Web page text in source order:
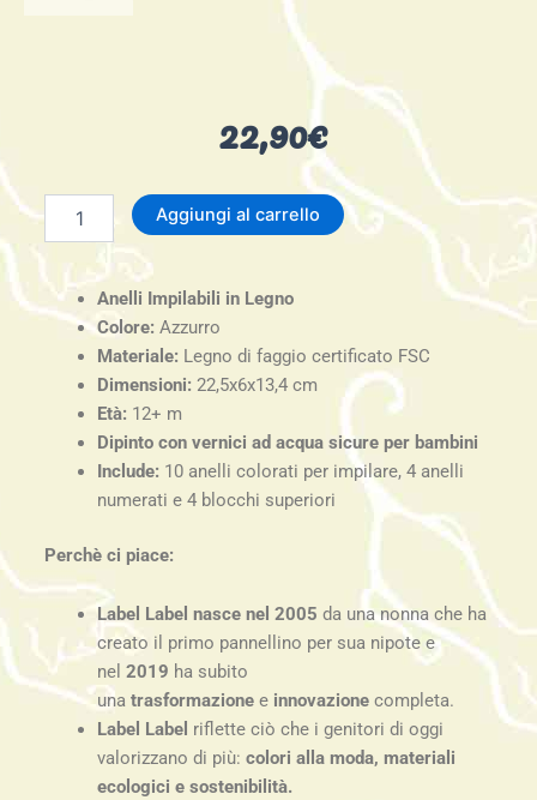
22,90€
bianco-
celeste
quantità
Aggiungi al carrello
Anelli Impilabili in Legno
Colore: Azzurro
Materiale: Legno di faggio certificato FSC
Dimensioni: 22,5x6x13,4 cm
Età: 12+ m
Dipinto con vernici ad acqua sicure per bambini
Include: 10 anelli colorati per impilare, 4 anelli
numerati e 4 blocchi superiori
Perchè ci piace:
Label Label nasce nel 2005 da una nonna che ha
creato il primo pannellino per sua nipote e
nel 2019 ha subito
una trasformazionee innovazionecompleta.
Label Label riflette ciò che i genitori di oggi
valorizzano di più: colori alla moda, materiali
ecologici e sostenibilità.